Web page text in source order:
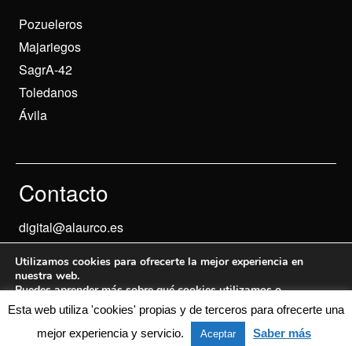
Pozueleros
Majariegos
SagrA-42
Toledanos
Ávila
Contacto
digital@alaurco.es
© 2024 Informados Aviso Legal
Esta web utiliza 'cookies' propias y de terceros para ofrecerte una
mejor experiencia y servicio.
Aceptar Saber más
Utilizamos cookies para ofrecerte la mejor experiencia en
nuestra web.
Puedes aprender más sobre qué cookies utilizamos o
desactivarlas en losajustes.
Aceptar